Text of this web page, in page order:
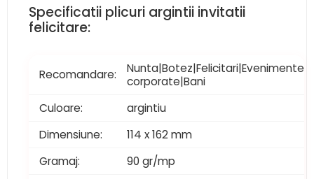
Specificatii plicuri argintii invitatii
felicitare:
Recomandare:
Nunta|Botez|Felicitari|Evenimente
corporate|Bani
Culoare:
argintiu
Dimensiune:
114 x 162 mm
Gramaj:
90 gr/mp